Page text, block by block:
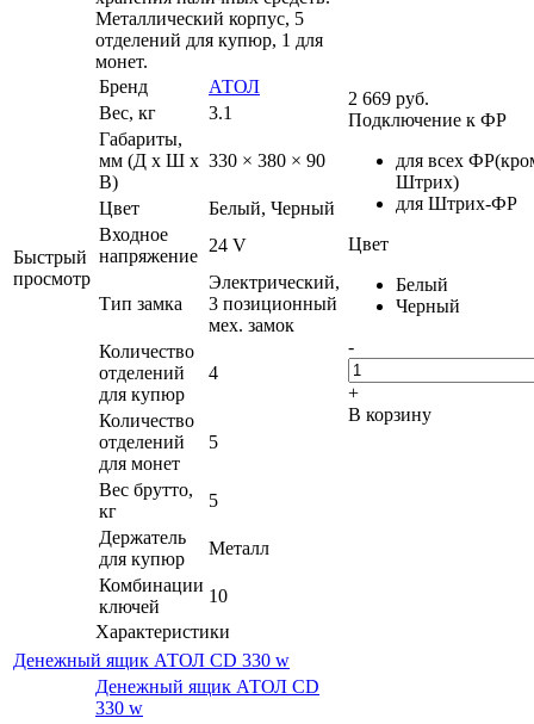
Быстрый
просмотр
Металлический корпус, 5
отделений для купюр, 1 для
монет.
Бренд
АТОЛ
Вес, кг
3.1
Габариты,
мм (Д x Ш x
В)
330 × 380 × 90
Цвет
Белый, Черный
Входное
напряжение
24 V
Тип замка
Электрический,
3 позиционный
мех. замок
Количество
отделений
для купюр
4
Количество
отделений
для монет
5
Вес брутто,
кг
5
Держатель
для купюр
Металл
Комбинации
ключей
10
Характеристики
2 669 руб.
Подключение к ФР
для всех
Штрих)
для Штрих-ФР
Цвет
Белый
Черный
-
+
В корзину
Денежный ящик АТОЛ CD 330 w
Денежный ящик АТОЛ CD
330 w